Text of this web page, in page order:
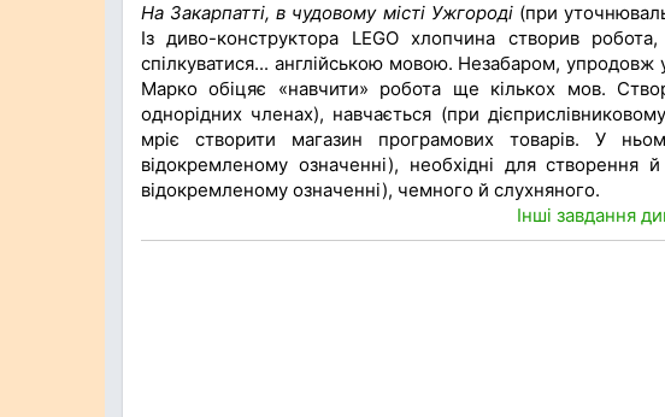
На Закарпатті, в чудовому місті Ужгороді (при
Із диво-конструктора LEGO хлопчина створив
спілкуватися... англійською мовою. Незабаром, упродовж
Марко обіцяє «навчити» робота ще кількох мов.
однорідних членах), навчається (при
мріє створити магазин програмових товарів. У
відокремленому означенні), необхідні для
відокремленому означенні), чемного й слухняного.
Інші завдання